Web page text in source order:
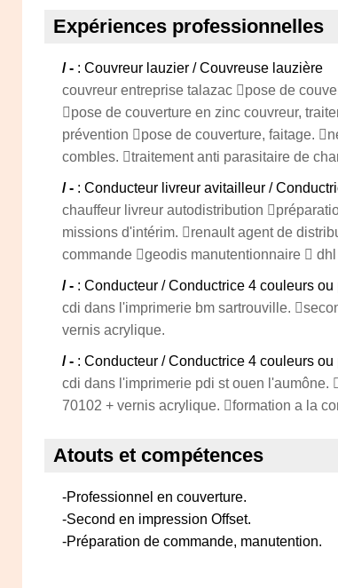
Expériences professionnelles
/ - : Couvreur lauzier / Couvreuse lauzière
couvreur entreprise talazac pose de
pose de couverture en zinc couvreur,
prévention pose de couverture, faitage.
combles. traitement anti parasitaire de
/ - : Conducteur livreur avitailleur /
chauffeur livreur autodistribution
missions d'intérim. renault agent de
commande geodis manutentionnaire 
/ - : Conducteur / Conductrice 4 couleurs
cdi dans l'imprimerie bm sartrouville.
vernis acrylique.
/ - : Conducteur / Conductrice 4 couleurs
cdi dans l'imprimerie pdi st ouen l'aumône.
70102 + vernis acrylique. formation a la
Atouts et compétences
-Professionnel en couverture.
-Second en impression Offset.
-Préparation de commande, manutention.